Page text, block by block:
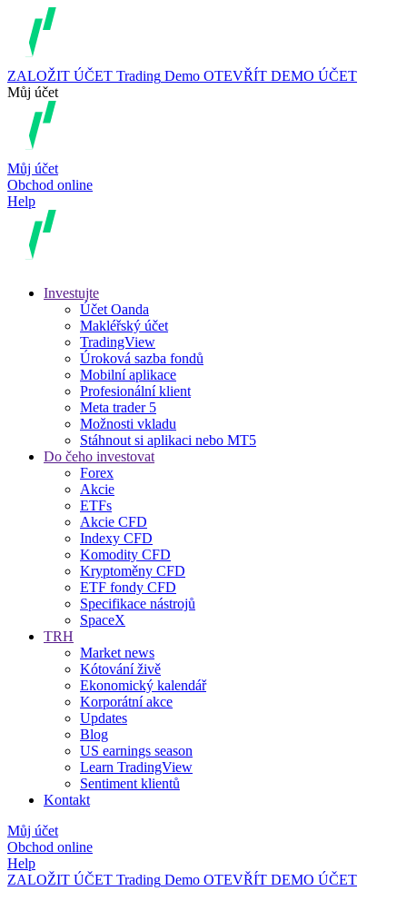
ZALOŽIT ÚČET Trading Demo OTEVŘÍT DEMO ÚČET
Můj účet
Můj účet
Obchod online
Help
Investujte
Účet Oanda
Makléřský účet
TradingView
Úroková sazba fondů
Mobilní aplikace
Profesionální klient
Meta trader 5
Možnosti vkladu
Stáhnout si aplikaci nebo MT5
Do čeho investovat
Forex
Akcie
ETFs
Akcie CFD
Indexy CFD
Komodity CFD
Kryptoměny CFD
ETF fondy CFD
Specifikace nástrojů
SpaceX
TRH
Market news
Kótování živě
Ekonomický kalendář
Korporátní akce
Updates
Blog
US earnings season
Learn TradingView
Sentiment klientů
Kontakt
Můj účet
Obchod online
Help
ZALOŽIT ÚČET Trading Demo OTEVŘÍT DEMO ÚČET